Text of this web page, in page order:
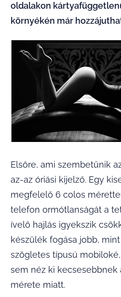
oldalakon
környékén már
Elsőre, ami szembetűnik
az-az óriási kijelző. Egy
megfelelő 6 colos
telefon ormótlanságát a
ívelő hajlás igyekszik
készülék fogása jobb,
szögletes típusú
sem néz ki kecsesebbnek
mérete miatt.